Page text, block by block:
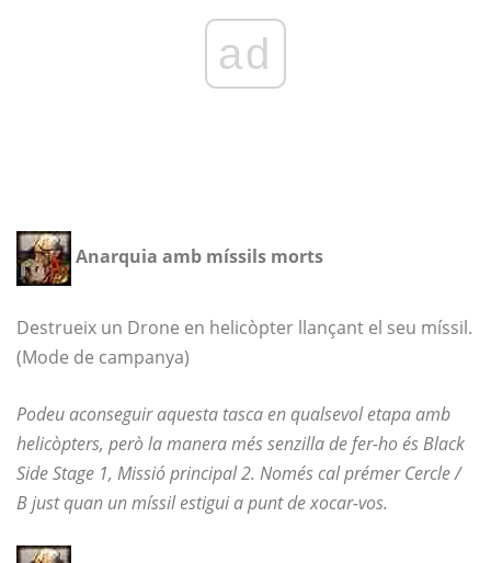
ad
Anarquia amb míssils morts
Destrueix un Drone en helicòpter llançant el seu míssil.
(Mode de campanya)
Podeu aconseguir aquesta tasca en qualsevol etapa amb
helicòpters, però la manera més senzilla de fer-ho és Black
Side Stage 1, Missió principal 2. Només cal prémer Cercle /
B just quan un míssil estigui a punt de xocar-vos.